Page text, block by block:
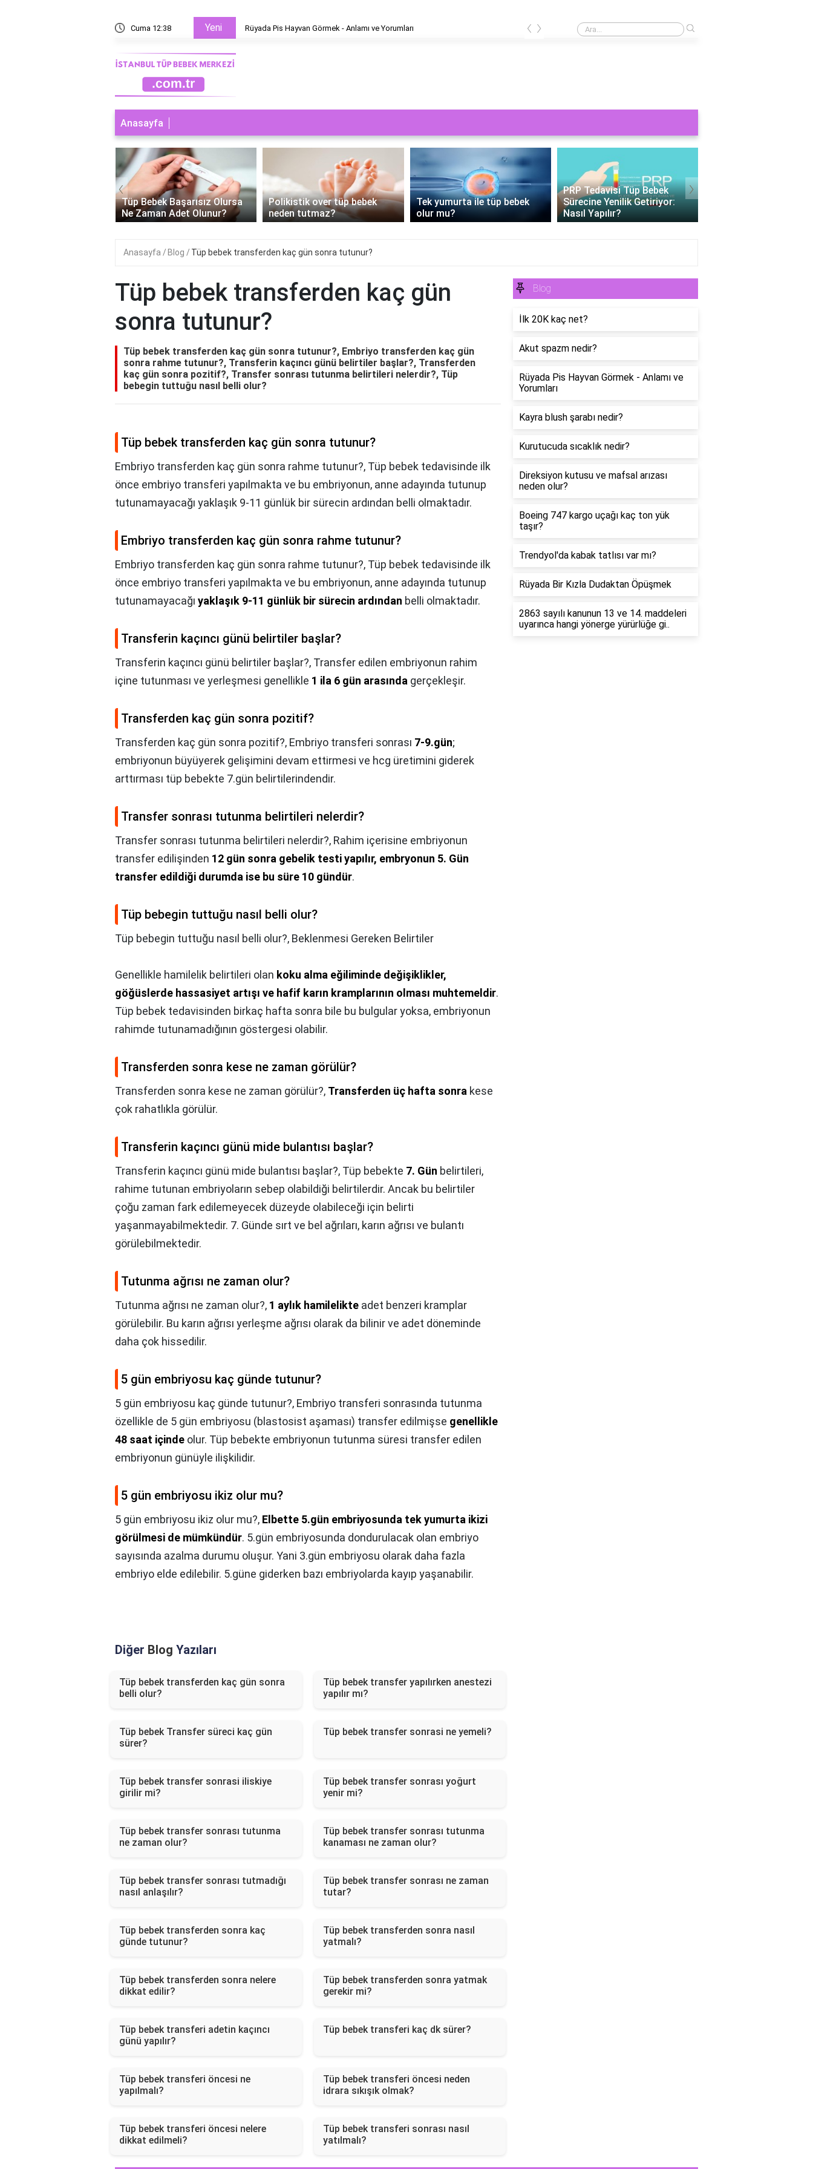
Cuma 12:38 Yeni Rüyada Pis Hayvan Görmek - Anlamı ve Yorumları Rüyada Pis Hayvan Görmek - Anlamı ve Yorumları
‹ ›
Anasayfa
Tüp Bebek Başarısız Olursa
Ne Zaman Adet Olunur?
Polikistik over tüp bebek
neden tutmaz?
Tek yumurta ile tüp bebek
olur mu?
PRP Tedavisi Tüp Bebek
Sürecine Yenilik Getiriyor:
Nasıl Yapılır?
‹ ›
Anasayfa Blog Tüp bebek transferden kaç gün sonra tutunur?
Tüp bebek transferden kaç gün
sonra tutunur?
Tüp bebek transferden kaç gün sonra tutunur?, Embriyo transferden kaç gün
sonra rahme tutunur?, Transferin kaçıncı günü belirtiler başlar?, Transferden
kaç gün sonra pozitif?, Transfer sonrası tutunma belirtileri nelerdir?, Tüp
bebegin tuttuğu nasıl belli olur?
Tüp bebek transferden kaç gün sonra tutunur?
Embriyo transferden kaç gün sonra rahme tutunur?, Tüp bebek tedavisinde ilk
önce embriyo transferi yapılmakta ve bu embriyonun, anne adayında tutunup
tutunamayacağı yaklaşık 9-11 günlük bir sürecin ardından belli olmaktadır.
Embriyo transferden kaç gün sonra rahme tutunur?
Embriyo transferden kaç gün sonra rahme tutunur?, Tüp bebek tedavisinde ilk
önce embriyo transferi yapılmakta ve bu embriyonun, anne adayında tutunup
tutunamayacağı yaklaşık 9-11 günlük bir sürecin ardından belli olmaktadır.
Transferin kaçıncı günü belirtiler başlar?
Transferin kaçıncı günü belirtiler başlar?, Transfer edilen embriyonun rahim
içine tutunması ve yerleşmesi genellikle 1 ila 6 gün arasında gerçekleşir.
Transferden kaç gün sonra pozitif?
Transferden kaç gün sonra pozitif?, Embriyo transferi sonrası 7-9.gün;
embriyonun büyüyerek gelişimini devam ettirmesi ve hcg üretimini giderek
arttırması tüp bebekte 7.gün belirtilerindendir.
Transfer sonrası tutunma belirtileri nelerdir?
Transfer sonrası tutunma belirtileri nelerdir?, Rahim içerisine embriyonun
transfer edilişinden 12 gün sonra gebelik testi yapılır, embryonun 5. Gün
transfer edildiği durumda ise bu süre 10 gündür.
Tüp bebegin tuttuğu nasıl belli olur?
Tüp bebegin tuttuğu nasıl belli olur?, Beklenmesi Gereken Belirtiler
Genellikle hamilelik belirtileri olan koku alma eğiliminde değişiklikler,
göğüslerde hassasiyet artışı ve hafif karın kramplarının olması muhtemeldir.
Tüp bebek tedavisinden birkaç hafta sonra bile bu bulgular yoksa, embriyonun
rahimde tutunamadığının göstergesi olabilir.
Transferden sonra kese ne zaman görülür?
Transferden sonra kese ne zaman görülür?, Transferden üç hafta sonra kese
çok rahatlıkla görülür.
Transferin kaçıncı günü mide bulantısı başlar?
Transferin kaçıncı günü mide bulantısı başlar?, Tüp bebekte 7. Gün belirtileri,
rahime tutunan embriyoların sebep olabildiği belirtilerdir. Ancak bu belirtiler
çoğu zaman fark edilemeyecek düzeyde olabileceği için belirti
yaşanmayabilmektedir. 7. Günde sırt ve bel ağrıları, karın ağrısı ve bulantı
görülebilmektedir.
Tutunma ağrısı ne zaman olur?
Tutunma ağrısı ne zaman olur?, 1 aylık hamilelikte adet benzeri kramplar
görülebilir. Bu karın ağrısı yerleşme ağrısı olarak da bilinir ve adet döneminde
daha çok hissedilir.
5 gün embriyosu kaç günde tutunur?
5 gün embriyosu kaç günde tutunur?, Embriyo transferi sonrasında tutunma
özellikle de 5 gün embriyosu (blastosist aşaması) transfer edilmişse genellikle
48 saat içinde olur. Tüp bebekte embriyonun tutunma süresi transfer edilen
embriyonun günüyle ilişkilidir.
5 gün embriyosu ikiz olur mu?
5 gün embriyosu ikiz olur mu?, Elbette 5.gün embriyosunda tek yumurta ikizi
görülmesi de mümkündür. 5.gün embriyosunda dondurulacak olan embriyo
sayısında azalma durumu oluşur. Yani 3.gün embriyosu olarak daha fazla
embriyo elde edilebilir. 5.güne giderken bazı embriyolarda kayıp yaşanabilir.
Diğer Blog Yazıları
Tüp bebek transferden kaç gün sonra
belli olur?
Tüp bebek transfer yapılırken anestezi
yapılır mı?
Tüp bebek Transfer süreci kaç gün
sürer?
Tüp bebek transfer sonrasi ne yemeli?
Tüp bebek transfer sonrasi iliskiye
girilir mi?
Tüp bebek transfer sonrası yoğurt
yenir mi?
Tüp bebek transfer sonrası tutunma
ne zaman olur?
Tüp bebek transfer sonrası tutunma
kanaması ne zaman olur?
Tüp bebek transfer sonrası tutmadığı
nasıl anlaşılır?
Tüp bebek transfer sonrası ne zaman
tutar?
Tüp bebek transferden sonra kaç
günde tutunur?
Tüp bebek transferden sonra nasıl
yatmalı?
Tüp bebek transferden sonra nelere
dikkat edilir?
Tüp bebek transferden sonra yatmak
gerekir mi?
Tüp bebek transferi adetin kaçıncı
günü yapılır?
Tüp bebek transferi kaç dk sürer?
Tüp bebek transferi öncesi ne
yapılmalı?
Tüp bebek transferi öncesi neden
idrara sıkışık olmak?
Tüp bebek transferi öncesi nelere
dikkat edilmeli?
Tüp bebek transferi sonrası nasıl
yatılmalı?
Blog
İlk 20K kaç net?
Akut spazm nedir?
Rüyada Pis Hayvan Görmek - Anlamı ve
Yorumları
Kayra blush şarabı nedir?
Kurutucuda sıcaklık nedir?
Direksiyon kutusu ve mafsal arızası
neden olur?
Boeing 747 kargo uçağı kaç ton yük
taşır?
Trendyol'da kabak tatlısı var mı?
Rüyada Bir Kızla Dudaktan Öpüşmek
2863 sayılı kanunun 13 ve 14. maddeleri
uyarınca hangi yönerge yürürlüğe gi..